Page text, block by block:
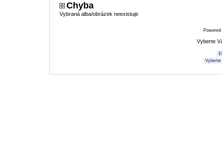
Chyba
Vybraná alba/obrázek neexistuje
Vyberte